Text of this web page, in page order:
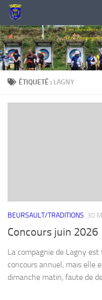
Skip to content
ÉTIQUETÉ : LAGNY
BEURSAULT/TRADITIONS 30
Concours juin 2026
La compagnie de Lagny est
concours annuel, mais elle
dimanche matin, faute de